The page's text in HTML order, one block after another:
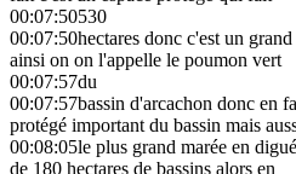
00:07:50530
00:07:50hectares donc c'est un
ainsi on on l'appelle le poumon vert
00:07:57du
00:07:57bassin d'arcachon donc en
protégé important du bassin mais
00:08:05le plus grand marée en
de 180 hectares de bassins alors en